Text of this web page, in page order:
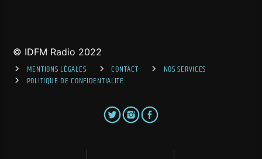
© IDFM Radio 2022
MENTIONS LÉGALES CONTACT
NOS SERVICES
POLITIQUE DE CONFIDENTIALITÉ